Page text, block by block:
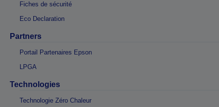
Fiches de sécurité
Eco Declaration
Partners
Portail Partenaires Epson
LPGA
Technologies
Technologie Zéro Chaleur